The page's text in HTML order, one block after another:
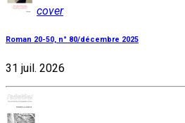
cover
Roman 20-50, n° 80/décembre 2025
31 juil. 2026